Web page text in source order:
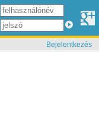
Bejelentkezés